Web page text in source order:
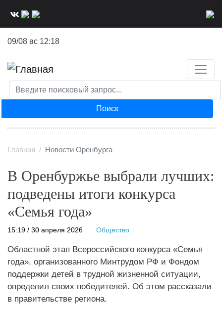
09/08 вс 12:18
Поиск
Главная Новости Оренбурга
В Оренбуржье выбрали лучших:
подведены итоги конкурса
«Семья года»
15:19 / 30 апреля 2026 Общество
Областной этап Всероссийского конкурса «Семья
года», организованного Минтрудом РФ и Фондом
поддержки детей в трудной жизненной ситуации,
определил своих победителей. Об этом рассказали
в правительстве региона.